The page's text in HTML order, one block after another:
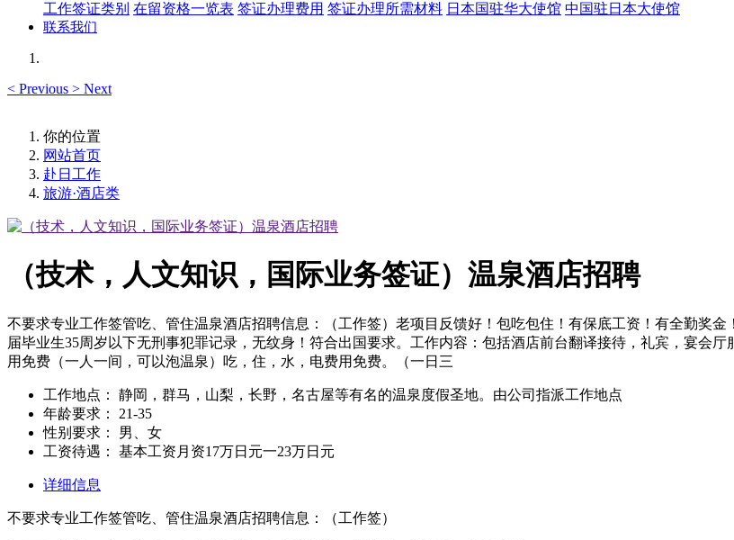
工作签证类别 在留资格一览表 签证办理费用 签证办理所需材料 日本国驻华大使馆 中国驻日本大使馆
联系我们
< Previous > Next
你的位置
网站首页
赴日工作
旅游·酒店类
（技术，人文知识，国际业务签证）温泉酒店招聘
不要求专业工作签管吃、管住温泉酒店招聘信息：（工作签）老项目反馈好！包吃包住！有保底工资！有全勤奖
届毕业生35周岁以下无刑事犯罪记录，无纹身！符合出国要求。工作内容：包括酒店前台翻译接待，礼宾，宴会
用免费（一人一间，可以泡温泉）吃，住，水，电费用免费。（一日三
工作地点：
静岡，群马，山梨，长野，名古屋等有名的温泉度假圣地。由公司指派工作地点
年龄要求：
21-35
性别要求：
男、女
工资待遇：
基本工资月资17万日元一23万日元
详细信息
不要求专业工作签管吃、管住温泉酒店招聘信息：（工作签）